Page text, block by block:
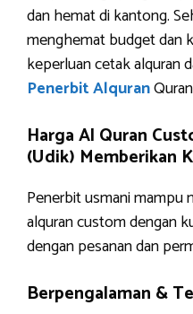
dan hemat di kantong.
menghemat budget dan
keperluan cetak alquran
Penerbit Alquran
Harga Al Quran
(Udik) Memberikan
Penerbit usmani
alquran custom dengan
dengan pesanan dan
Berpengalaman &